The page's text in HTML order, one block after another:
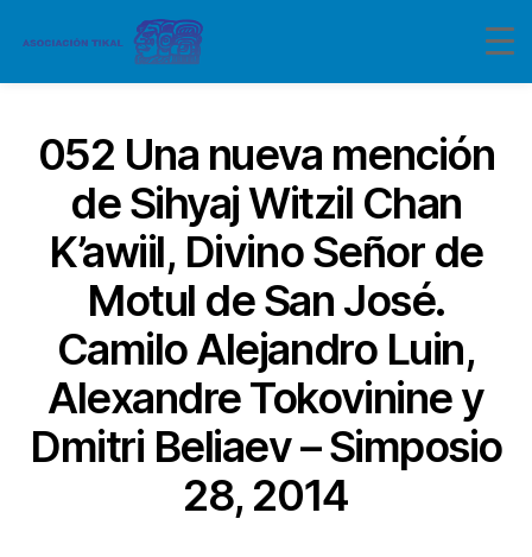
052 Una nueva mención
de Sihyaj Witzil Chan
K’awiil, Divino Señor de
Motul de San José.
Camilo Alejandro Luin,
Alexandre Tokovinine y
Dmitri Beliaev – Simposio
28, 2014